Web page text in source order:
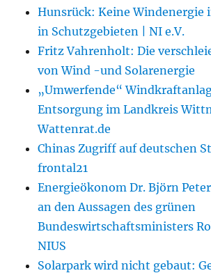
Hunsrück: Keine Windenergie
in Schutzgebieten | NI e.V.
Fritz Vahrenholt: Die
von Wind -und Solarenergie
„Umwerfende“
Entsorgung im Landkreis
Wattenrat.de
Chinas Zugriff auf deutschen
frontal21
Energieökonom Dr. Björn
an den Aussagen des grünen
Bundeswirtschaftsministers
NIUS
Solarpark wird nicht gebaut: